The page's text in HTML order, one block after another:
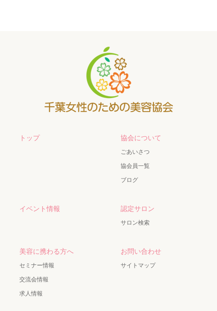
トップ 協会について
ごあいさつ
協会員一覧
ブログ
イベント情報 認定サロン
サロン検索
美容に携わる方へ
セミナー情報
交流会情報
求人情報
お問い合わせ
サイトマップ